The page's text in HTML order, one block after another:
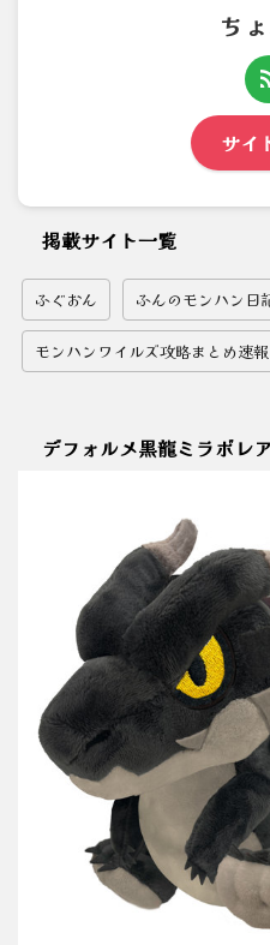
ち
サイ
掲載サイト一覧
ふぐおん ふんのモンハン日
モンハンワイルズ攻略まとめ速報
デフォルメ黒龍ミラボレ